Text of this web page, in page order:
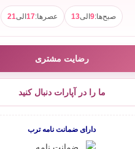
صبح‌ها:9 الی13 عصرها:17 الی21
رضایت مشتری
ما را در آپارات دنبال کنید
دارای ضمانت نامه ترب